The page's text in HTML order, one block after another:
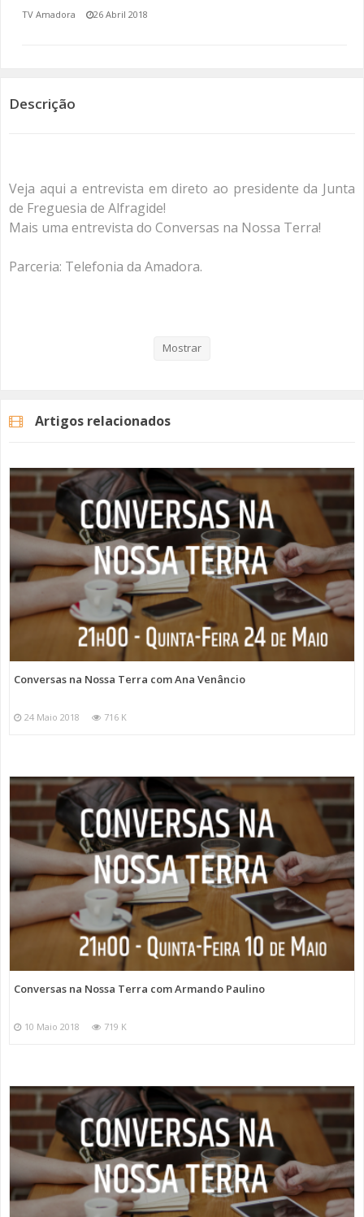
AMADORA LIGA À RESILIÊNCIA
ECOMOVE-TE
TV Amadora 26 Abril 2018
Descrição
Veja aqui a entrevista em direto ao presidente da Junta
de Freguesia de Alfragide!
Mais uma entrevista do Conversas na Nossa Terra!
Parceria: Telefonia da Amadora.
Mostrar
Artigos relacionados
Conversas na Nossa Terra com Ana Venâncio
24 Maio 2018 716 K
Conversas na Nossa Terra com Armando Paulino
10 Maio 2018 719 K